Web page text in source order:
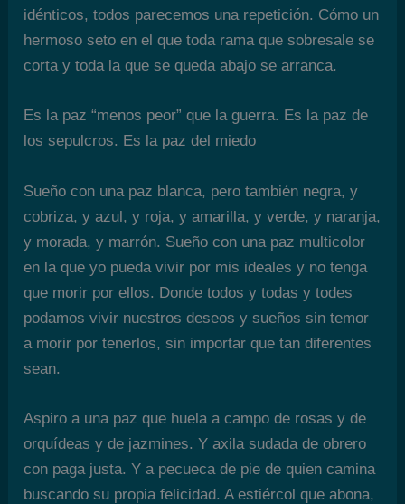
idénticos, todos parecemos una repetición. Cómo un
hermoso seto en el que toda rama que sobresale se
corta y toda la que se queda abajo se arranca.
Es la paz “menos peor” que la guerra. Es la paz de
los sepulcros. Es la paz del miedo
Sueño con una paz blanca, pero también negra, y
cobriza, y azul, y roja, y amarilla, y verde, y naranja,
y morada, y marrón. Sueño con una paz multicolor
en la que yo pueda vivir por mis ideales y no tenga
que morir por ellos. Donde todos y todas y todes
podamos vivir nuestros deseos y sueños sin temor
a morir por tenerlos, sin importar que tan diferentes
sean.
Aspiro a una paz que huela a campo de rosas y de
orquídeas y de jazmines. Y axila sudada de obrero
con paga justa. Y a pecueca de pie de quien camina
buscando su propia felicidad. A estiércol que abona,